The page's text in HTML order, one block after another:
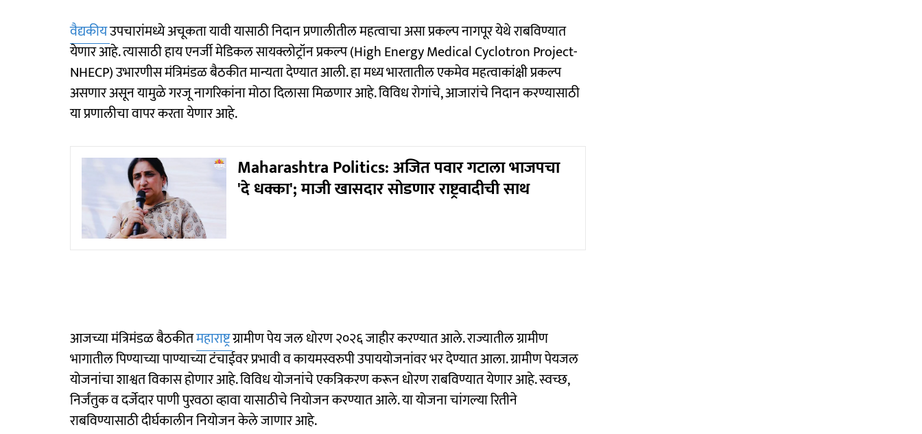
वैद्यकीयउपचारांमध्ये अचूकता यावी यासाठी निदान प्रणालीतील महत्वाचा असा प्रकल्प नागपूर येथे राबविण्यात
येणार आहे. त्यासाठी हाय एनर्जी मेडिकल सायक्लोट्रॉन प्रकल्प (High Energy Medical Cyclotron Project-
NHECP) उभारणीस मंत्रिमंडळ बैठकीत मान्यता देण्यात आली. हा मध्य भारतातील एकमेव महत्वाकांक्षी प्रकल्प
असणार असून यामुळे गरजू नागरिकांना मोठा दिलासा मिळणार आहे. विविध रोगांचे, आजारांचे निदान करण्यासाठी
या प्रणालीचा वापर करता येणार आहे.
Maharashtra Politics: अजित पवार गटाला भाजपचा
'दे धक्का'; माजी खासदार सोडणार राष्ट्रवादीची साथ
आजच्या मंत्रिमंडळ बैठकीतमहाराष्ट्रग्रामीण पेय जल धोरण २०२६ जाहीर करण्यात आले. राज्यातील ग्रामीण
भागातील पिण्याच्या पाण्याच्या टंचाईवर प्रभावी व कायमस्वरुपी उपाययोजनांवर भर देण्यात आला. ग्रामीण पेयजल
योजनांचा शाश्वत विकास होणार आहे. विविध योजनांचे एकत्रिकरण करून धोरण राबविण्यात येणार आहे. स्वच्छ,
निर्जंतुक व दर्जेदार पाणी पुरवठा व्हावा यासाठीचे नियोजन करण्यात आले. या योजना चांगल्या रितीने
राबविण्यासाठी दीर्घकालीन नियोजन केले जाणार आहे.